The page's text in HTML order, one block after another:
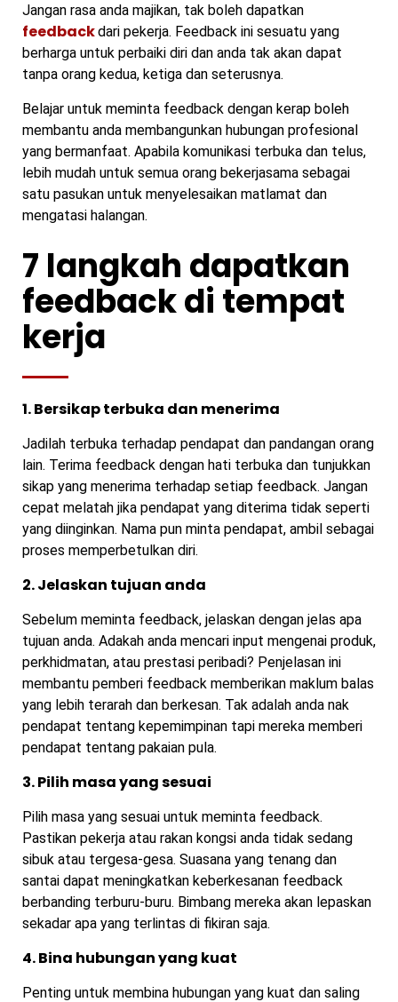
Jangan rasa anda majikan, tak boleh dapatkan
feedbackdari pekerja. Feedback ini sesuatu yang
berharga untuk perbaiki diri dan anda tak akan dapat
tanpa orang kedua, ketiga dan seterusnya.
Belajar untuk meminta feedback dengan kerap boleh
membantu anda membangunkan hubungan profesional
yang bermanfaat. Apabila komunikasi terbuka dan telus,
lebih mudah untuk semua orang bekerjasama sebagai
satu pasukan untuk menyelesaikan matlamat dan
mengatasi halangan.
7 langkah dapatkan
feedback di tempat
kerja
1. Bersikap terbuka dan menerima
Jadilah terbuka terhadap pendapat dan pandangan orang
lain. Terima feedback dengan hati terbuka dan tunjukkan
sikap yang menerima terhadap setiap feedback. Jangan
cepat melatah jika pendapat yang diterima tidak seperti
yang diinginkan. Nama pun minta pendapat, ambil sebagai
proses memperbetulkan diri.
2. Jelaskan tujuan anda
Sebelum meminta feedback, jelaskan dengan jelas apa
tujuan anda. Adakah anda mencari input mengenai produk,
perkhidmatan, atau prestasi peribadi? Penjelasan ini
membantu pemberi feedback memberikan maklum balas
yang lebih terarah dan berkesan. Tak adalah anda nak
pendapat tentang kepemimpinan tapi mereka memberi
pendapat tentang pakaian pula.
3. Pilih masa yang sesuai
Pilih masa yang sesuai untuk meminta feedback.
Pastikan pekerja atau rakan kongsi anda tidak sedang
sibuk atau tergesa-gesa. Suasana yang tenang dan
santai dapat meningkatkan keberkesanan feedback
berbanding terburu-buru. Bimbang mereka akan lepaskan
sekadar apa yang terlintas di fikiran saja.
4. Bina hubungan yang kuat
Penting untuk membina hubungan yang kuat dan saling